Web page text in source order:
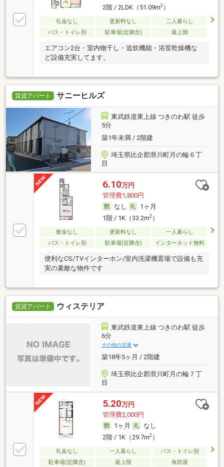
2階 / 2LDK（51.09m2）
礼金なし 更新料なし
二人暮らし
バス・トイレ別
駐車場(近隣含) 最上階
エアコン2台・室内物干し・追炊機能・浴室乾燥機な
ど設備充実してます。
賃貸アパート サニーヒルズ
東武鉄道東上線 つきのわ駅 徒歩
5分
築1年未満 / 2階建
埼玉県比企郡滑川町月の輪６丁
目
6.10万円
管理費1,800円
なし
1ヶ月
1階 / 1K（33.2m2）
敷金なし 更新料なし
一人暮らし
バス・トイレ別
駐車場(近隣含) インターネット無料
便利なCS/TVインターホン/室内洗濯機置場で設備も充
実の素敵な物件です
賃貸アパート ウィステリア
東武鉄道東上線 つきのわ駅 徒歩
6分
その他の交通
築18年5ヶ月 / 2階建
埼玉県比企郡滑川町月の輪７丁
目
5.20万円
管理費2,000円
1ヶ月
なし
2階 / 1K（29.7m2）
礼金なし 一人暮らし
バス・トイレ別
駐車場(近隣含)
最上階 角部屋